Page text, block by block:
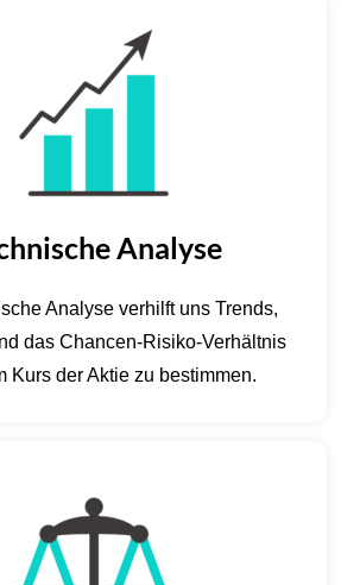
Analyse
Analyse verhilft uns Trends,
das Chancen-Risiko-Verhältnis
Kurs der Aktie zu bestimmen.